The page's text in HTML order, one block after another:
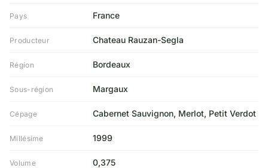
Pays France
Producteur Chateau Rauzan-Segla
Région Bordeaux
Sous-région Margaux
Cépage Cabernet Sauvignon, Merlot, Petit Verdot
Millésime 1999
Volume 0,375